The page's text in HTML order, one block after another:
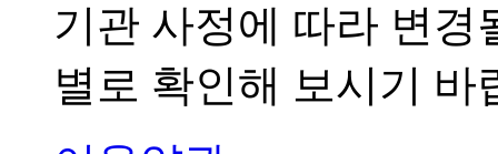
기관 사정에 따라 변경
별로 확인해 보시기 바